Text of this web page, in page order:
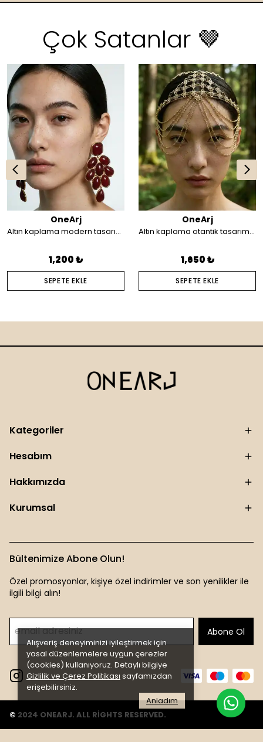
Alışveriş deneyiminizi iyileştirmek için
yasal düzenlemelere uygun çerezler
(cookies) kullanıyoruz. Detaylı bilgiye
Gizlilik ve Çerez Politikası sayfamızdan
erişebilirsiniz.
Anladım
Çok Satanlar 🤎
OneArj
Altın kaplama modern tasarım küpe
1,200 ₺
SEPETE EKLE
OneArj
Altın kaplama otantik tasarım saç aksesuarı
1,650 ₺
SEPETE EKLE
Kategoriler
Hesabım
Hakkımızda
Kurumsal
Bültenimize Abone Olun!
Özel promosyonlar, kişiye özel indirimler ve son yenilikler ile
ilgili bilgi alın!
Abone Ol
© 2024 ONEARJ. ALL RİGHTS RESERVED.